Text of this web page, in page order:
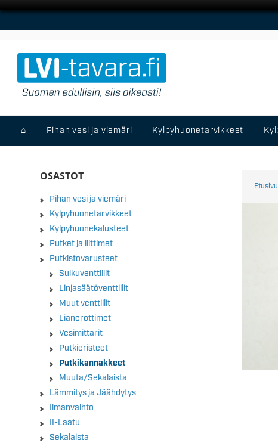
⌂ Pihan vesi ja viemäri Kylpyhuonetarvikkeet
Etusivu
OSASTOT
Pihan vesi ja viemäri
Kylpyhuonetarvikkeet
Kylpyhuonekalusteet
Putket ja liittimet
Putkistovarusteet
Sulkuventtiilit
Linjasäätöventtiilit
Muut venttiilit
Lianerottimet
Vesimittarit
Putkieristeet
Putkikannakkeet
Muuta/Sekalaista
Lämmitys ja Jäähdytys
Ilmanvaihto
II-Laatu
Sekalaista